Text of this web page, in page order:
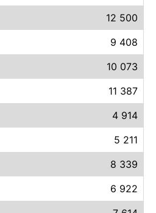
12 500
9 408
10 073
11 387
4 914
5 211
8 339
6 922